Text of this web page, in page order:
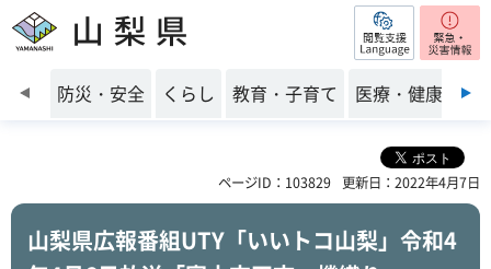
山梨県 閲覧支援
前のスライドを表示
防災・安全 くらし 教育・子育て 医療・健康・福
ページID：103829 更新日：2022年4月7日
山梨県広報番組UTY「いいトコ山梨」令和4